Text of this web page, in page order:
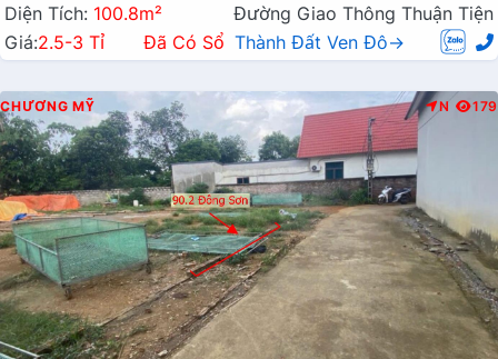
Diện Tích: 100.8m²
Đường Giao Thông Thuận Tiện
Giá:2.5-3 Tỉ Đã Có Sổ Thành Đất Ven Đô→
CHƯƠNG MỸ N 179